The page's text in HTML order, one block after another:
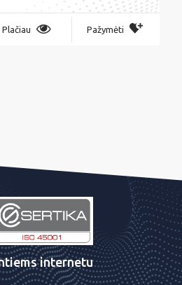
Plačiau Pažymėti
internetu